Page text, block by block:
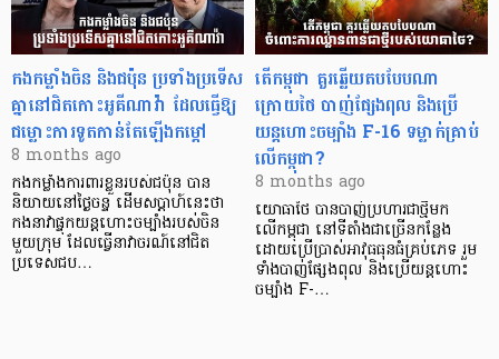
កងកម្លាំងចិន និងជប៉ុន ប្រទាំងប្រទើស
គ្នានៅជិតកោះអូគីណាវ៉ា ដែលធ្វើឱ្យ
ជម្លោះការទូតកាន់តែឡើងកម្តៅ
8 months ago
កងកម្លាំងការពារខ្លួនរបស់ជប៉ុន បាន
និយាយនៅថ្ងៃចន្ទ ដើមសប្តាហ៍នេះថា
កងនាវាផ្ទុកយន្តហោះចម្បាំងរបស់ចិន
មួយក្រុម ដែលធ្វើនាវាចរណ៍នៅជិត
ប្រទេសជប…
តើកម្ពុជា គួរឆ្លើយតបបែបណា
ក្រោយថៃ បាញ់ផ្សែងពុល និងប្រើ
យន្តហោះចម្បាំង F-16 ទម្លាក់គ្រាប់
លើកម្ពុជា?
8 months ago
យោធាថៃ បានបាញ់ប្រហារជាថ្មីមក
លើកម្ពុជា នៅទីតាំងជាច្រើនកន្លែង
ដោយប្រើប្រាស់អាវុធធុនធំគ្រប់ភេទ រួម
ទាំងបាញ់ផ្សែងពុល និងប្រើយន្តហោះ
ចម្បាំង F-…